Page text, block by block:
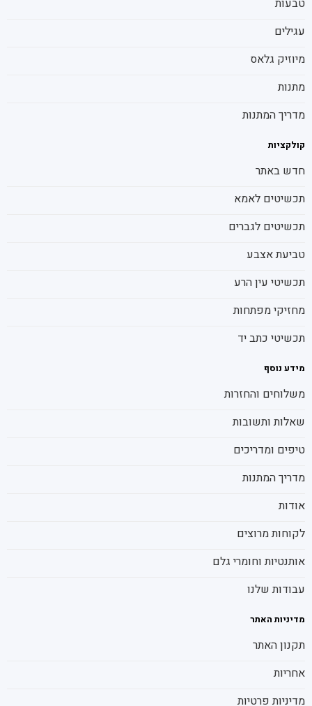
טבעות
עגילים
מיוזיק גלאס
מתנות
מדריך המתנות
קולקציות
חדש באתר
תכשיטים לאמא
תכשיטים לגברים
טביעת אצבע
תכשיטי עין הרע
מחזיקי מפתחות
תכשיטי כתב יד
מידע נוסף
משלוחים והחזרות
שאלות ותשובות
טיפים ומדריכים
מדריך המתנות
אודות
לקוחות מרוצים
אותנטיות וחומרי גלם
עבודות שלנו
מדיניות האתר
תקנון האתר
אחריות
מדיניות פרטיות